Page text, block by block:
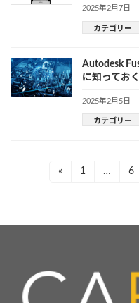
2025年2月7日
カテゴリー
Autodesk
に知ってお
2025年2月5日
カテゴリー
ー
« Page
1 … 6